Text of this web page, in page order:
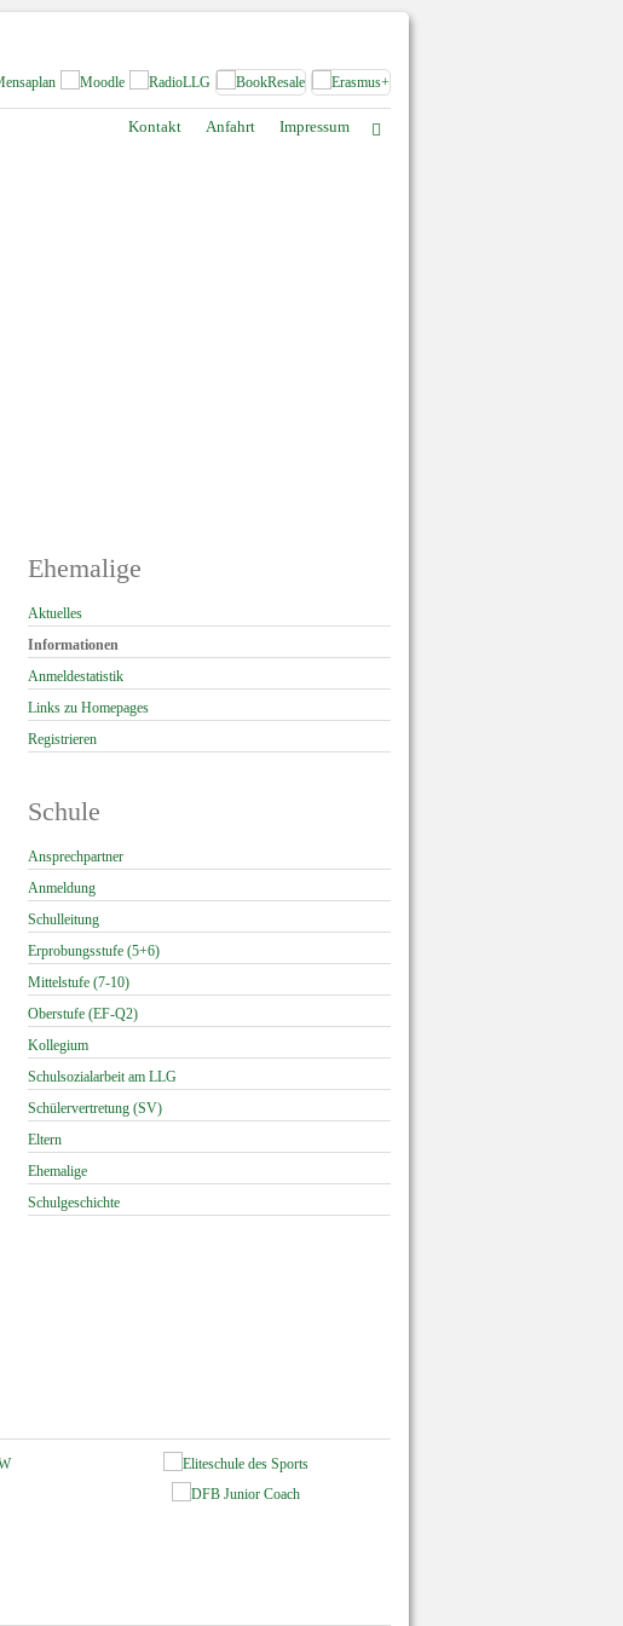
Impressum
Anfahrt
Kontakt
Ehemalige
Navigation
überspringen
Aktuelles
Informationen
Anmeldestatistik
Links zu Homepages
Registrieren
Schule
Navigation
überspringen
Ansprechpartner
Anmeldung
Schulleitung
Erprobungsstufe (5+6)
Mittelstufe (7-10)
Oberstufe (EF-Q2)
Kollegium
Schulsozialarbeit am LLG
Schülervertretung (SV)
Eltern
Ehemalige
Schulgeschichte